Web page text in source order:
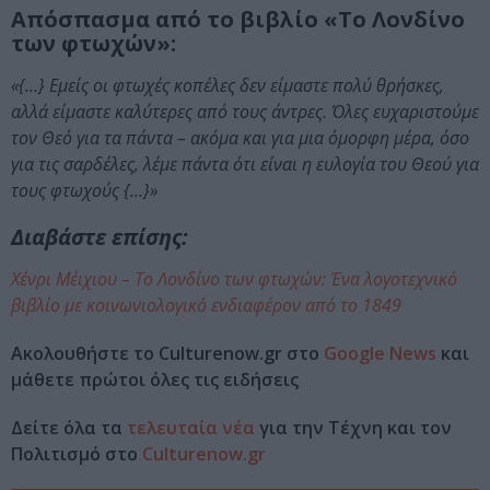
Απόσπασμα από το βιβλίο «Το Λονδίνο
των φτωχών»:
«{…} Εμείς οι φτωχές κοπέλες δεν είμαστε πολύ θρήσκες,
αλλά είμαστε καλύτερες από τους άντρες. Όλες ευχαριστούμε
τον Θεό για τα πάντα – ακόμα και για μια όμορφη μέρα, όσο
για τις σαρδέλες, λέμε πάντα ότι είναι η ευλογία του Θεού για
τους φτωχούς {…}»
Διαβάστε επίσης:
Χένρι Μέιχιου – Το Λονδίνο των φτωχών: Ένα λογοτεχνικό
βιβλίο με κοινωνιολογικό ενδιαφέρον από το 1849
Ακολουθήστε το Culturenow.gr στο Google News και
μάθετε πρώτοι όλες τις ειδήσεις
Δείτε όλα τα τελευταία νέα για την Τέχνη και τον
Πολιτισμό στο Culturenow.gr